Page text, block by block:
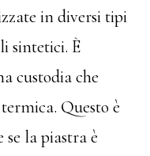
in diversi tipi
sintetici. È
custodia che
Questo è
la piastra è